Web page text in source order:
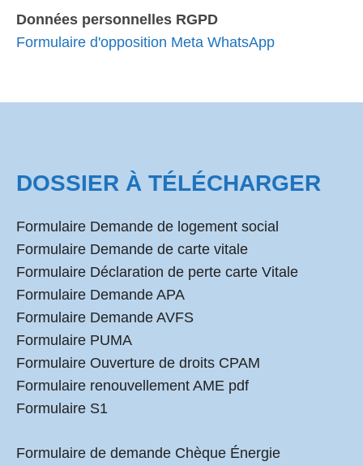
Données personnelles RGPD
Formulaire d'opposition Meta WhatsApp
DOSSIER À TÉLÉCHARGER
Formulaire Demande de logement social
Formulaire Demande de carte vitale
Formulaire Déclaration de perte carte Vitale
Formulaire Demande APA
Formulaire Demande AVFS
Formulaire PUMA
Formulaire Ouverture de droits CPAM
Formulaire renouvellement AME pdf
Formulaire S1
Formulaire de demande Chèque Énergie